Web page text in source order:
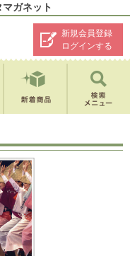
ガネット
新規会員登録
ログインする